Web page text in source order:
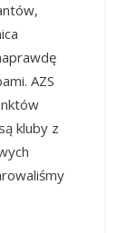
AZS
kluby z